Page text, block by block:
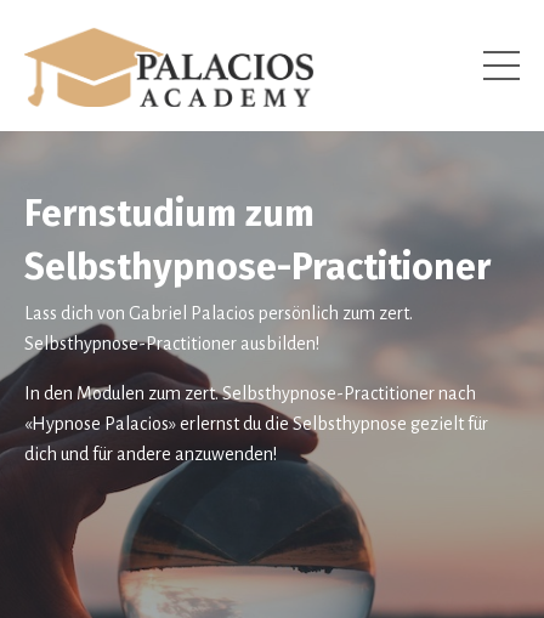
Fernstudium zum
Selbsthypnose-Practitioner
Lass dich von Gabriel Palacios persönlich zum zert.
Selbsthypnose-Practitioner ausbilden!
In den Modulen zum zert. Selbsthypnose-Practitioner nach
«Hypnose Palacios» erlernst du die Selbsthypnose gezielt für
dich und für andere anzuwenden!